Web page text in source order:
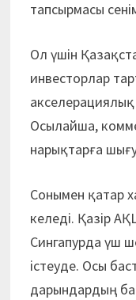
тапсырмасы
Ол үшін
инвесторлар
акселерациялық
Осылайша,
нарықтарға
Сонымен қатар
келеді. Қазір
Сингапурда үш
істеуде. Осы
дарындардың